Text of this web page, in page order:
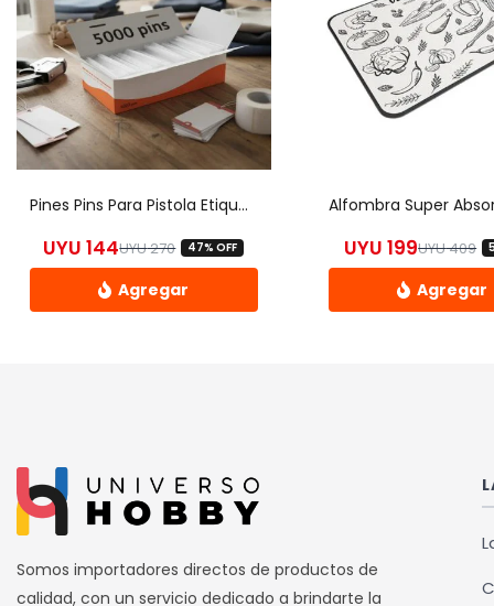
Pines Pins Para Pistola Etiquetadora 5000 Pcs – Uh
UYU270El precio original era: UYU 270.
UYU 144 El precio actual es: UYU 144.
47% OFF UYU409El
UYU 199 El
elegir
Somos importadores directos de productos de
calidad, con un servicio dedicado a brindarte la